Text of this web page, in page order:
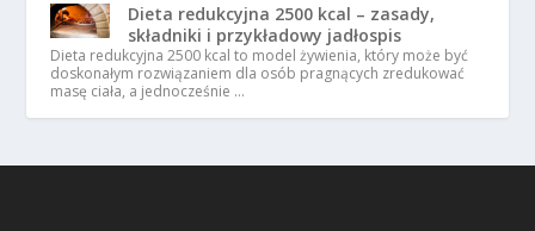
Dieta redukcyjna 2500 kcal – zasady,
składniki i przykładowy jadłospis
Dieta redukcyjna 2500 kcal to model żywienia, który może być
doskonałym rozwiązaniem dla osób pragnących zredukować
masę ciała, a jednocześnie …